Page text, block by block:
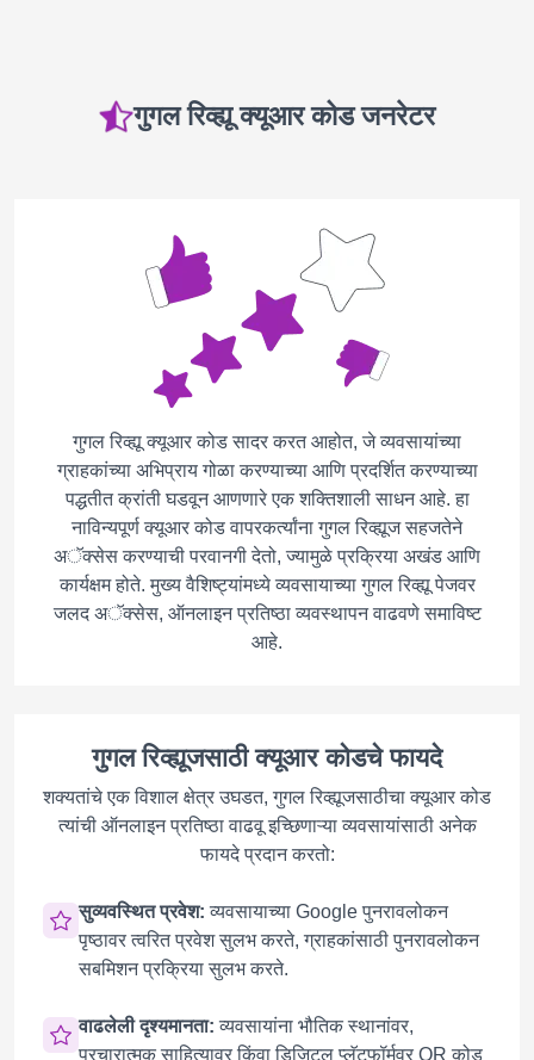
गुगल रिव्ह्यू क्यूआर कोड जनरेटर
गुगल रिव्ह्यू क्यूआर कोड सादर करत आहोत, जे व्यवसायांच्या
ग्राहकांच्या अभिप्राय गोळा करण्याच्या आणि प्रदर्शित करण्याच्या
पद्धतीत क्रांती घडवून आणणारे एक शक्तिशाली साधन आहे. हा
नाविन्यपूर्ण क्यूआर कोड वापरकर्त्यांना गुगल रिव्ह्यूज सहजतेने
अॅक्सेस करण्याची परवानगी देतो, ज्यामुळे प्रक्रिया अखंड आणि
कार्यक्षम होते. मुख्य वैशिष्ट्यांमध्ये व्यवसायाच्या गुगल रिव्ह्यू पेजवर
जलद अॅक्सेस, ऑनलाइन प्रतिष्ठा व्यवस्थापन वाढवणे समाविष्ट
आहे.
गुगल रिव्ह्यूजसाठी क्यूआर कोडचे फायदे
शक्यतांचे एक विशाल क्षेत्र उघडत, गुगल रिव्ह्यूजसाठीचा क्यूआर कोड
त्यांची ऑनलाइन प्रतिष्ठा वाढवू इच्छिणाऱ्या व्यवसायांसाठी अनेक
फायदे प्रदान करतो:
सुव्यवस्थित प्रवेश: व्यवसायाच्या Google पुनरावलोकन
पृष्ठावर त्वरित प्रवेश सुलभ करते, ग्राहकांसाठी पुनरावलोकन
सबमिशन प्रक्रिया सुलभ करते.
वाढलेली दृश्यमानता: व्यवसायांना भौतिक स्थानांवर,
प्रचारात्मक साहित्यावर किंवा डिजिटल प्लॅटफॉर्मवर QR कोड